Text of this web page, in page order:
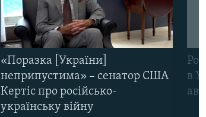
«Поразка [України]
неприпустима» – сенатор США
Кертіс про російсько-
українську війну
в